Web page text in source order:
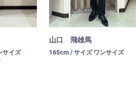
サイズ
山口 飛雄馬
165cm / サイズ ワンサイズ